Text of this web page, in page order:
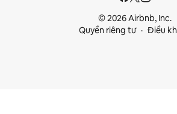
© 2026 Airbnb, Inc.
Quyền riêng tư
Điều